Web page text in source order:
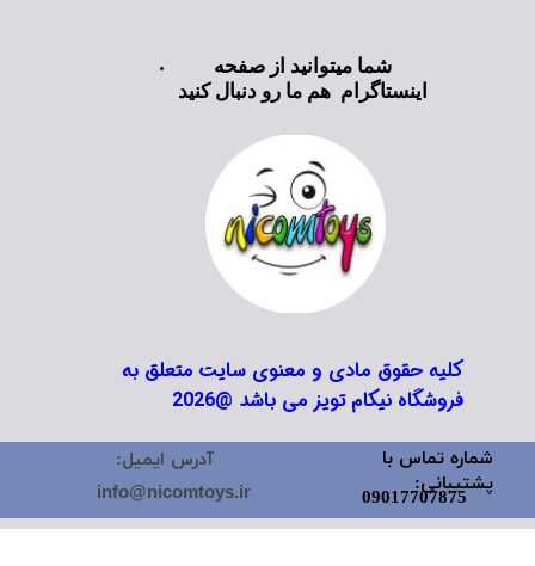
فروشگاه نیکام تویز می باشد @2026
شما میتوانید از صفحه
اینستاگرام هم ما رو دنبال کنید
شماره تماس با
پشتیبانی:
09017707875
آدرس ایمیل:
info@nicomtoys.ir